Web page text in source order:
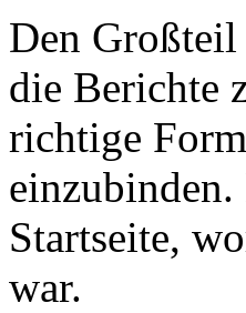
Den Großteil
die Berichte
richtige
Startseite,
war.